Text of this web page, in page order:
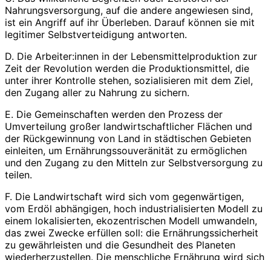
Nahrungsversorgung, auf die andere angewiesen sind,
ist ein Angriff auf ihr Überleben. Darauf können sie mit
legitimer Selbstverteidigung antworten.
D. Die Arbeiter:innen in der Lebensmittelproduktion zur
Zeit der Revolution werden die Produktionsmittel, die
unter ihrer Kontrolle stehen, sozialisieren mit dem Ziel,
den Zugang aller zu Nahrung zu sichern.
E. Die Gemeinschaften werden den Prozess der
Umverteilung großer landwirtschaftlicher Flächen und
der Rückgewinnung von Land in städtischen Gebieten
einleiten, um Ernährungssouveränität zu ermöglichen
und den Zugang zu den Mitteln zur Selbstversorgung zu
teilen.
F. Die Landwirtschaft wird sich vom gegenwärtigen,
vom Erdöl abhängigen, hoch industrialisierten Modell zu
einem lokalisierten, ekozentrischen Modell umwandeln,
das zwei Zwecke erfüllen soll: die Ernährungssicherheit
zu gewährleisten und die Gesundheit des Planeten
wiederherzustellen. Die menschliche Ernährung wird sich